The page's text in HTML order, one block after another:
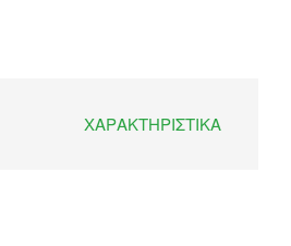
ΧΑΡΑΚΤΗΡΙΣΤΙΚΆ